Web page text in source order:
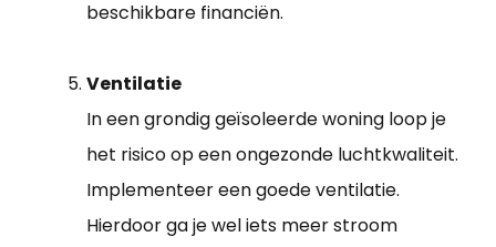
beschikbare financiën.
Ventilatie
In een grondig geïsoleerde woning loop je
het risico op een ongezonde luchtkwaliteit.
Implementeer een goede ventilatie.
Hierdoor ga je wel iets meer stroom